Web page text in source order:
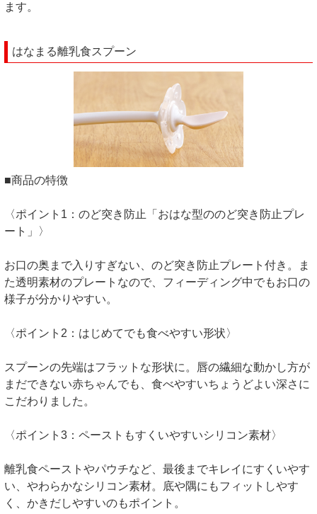
ます。
はなまる離乳食スプーン
■商品の特徴
〈ポイント1：のど突き防止「おはな型ののど突き防止プレ
ート」〉
お口の奥まで入りすぎない、のど突き防止プレート付き。ま
た透明素材のプレートなので、フィーディング中でもお口の
様子が分かりやすい。
〈ポイント2：はじめてでも食べやすい形状〉
スプーンの先端はフラットな形状に。唇の繊細な動かし方が
まだできない赤ちゃんでも、食べやすいちょうどよい深さに
こだわりました。
〈ポイント3：ペーストもすくいやすいシリコン素材〉
離乳食ペーストやパウチなど、最後までキレイにすくいやす
い、やわらかなシリコン素材。底や隅にもフィットしやす
く、かきだしやすいのもポイント。